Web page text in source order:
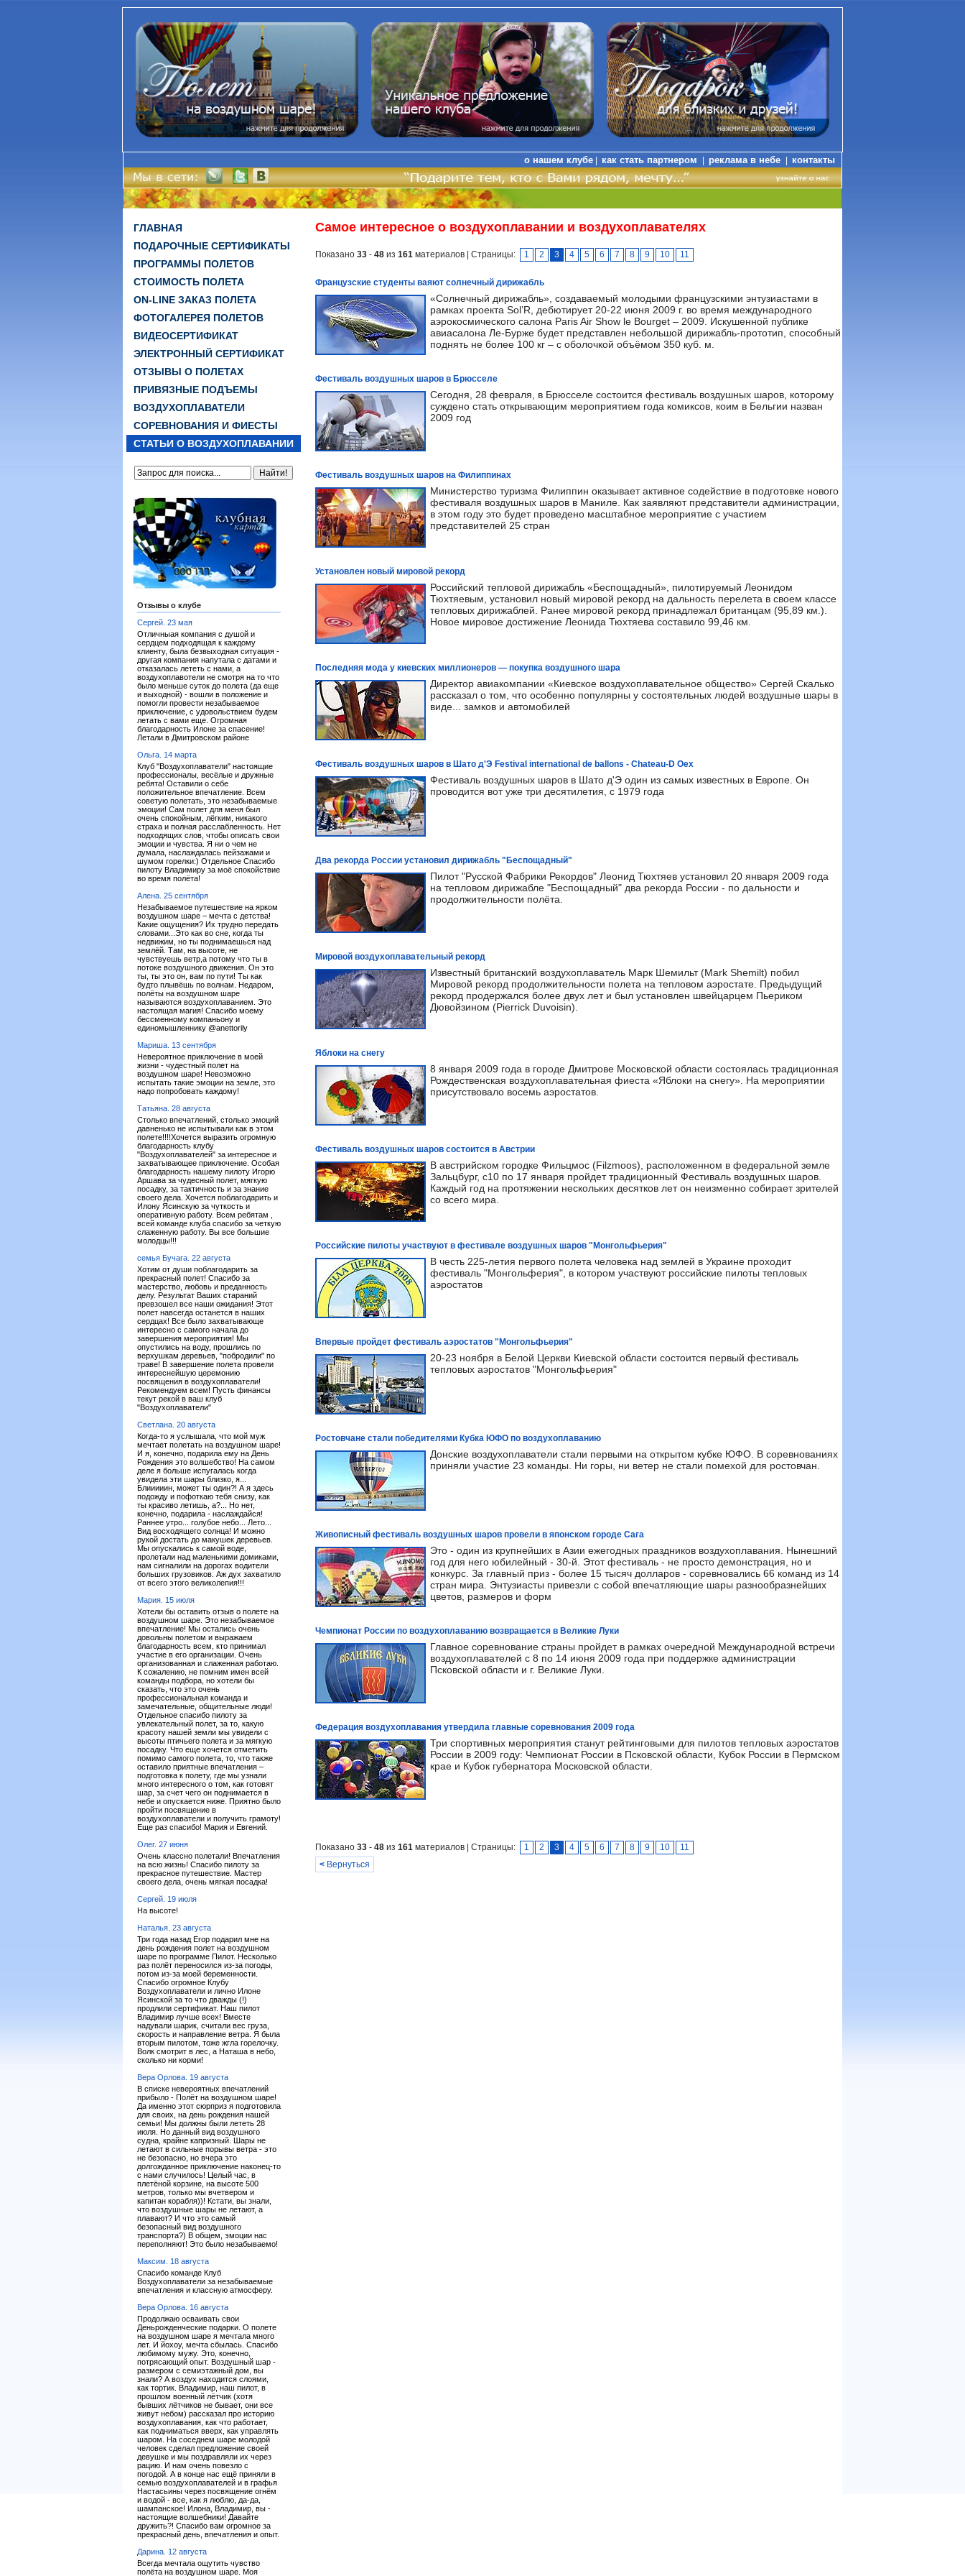
о нашем клубе как стать партнером реклама в небе контакты
ГЛАВНАЯ
ПОДАРОЧНЫЕ СЕРТИФИКАТЫ
ПРОГРАММЫ ПОЛЕТОВ
СТОИМОСТЬ ПОЛЕТА
ON-LINE ЗАКАЗ ПОЛЕТА
ФОТОГАЛЕРЕЯ ПОЛЕТОВ
ВИДЕОСЕРТИФИКАТ
ЭЛЕКТРОННЫЙ СЕРТИФИКАТ
ОТЗЫВЫ О ПОЛЕТАХ
ПРИВЯЗНЫЕ ПОДЪЕМЫ
ВОЗДУХОПЛАВАТЕЛИ
СОРЕВНОВАНИЯ И ФИЕСТЫ
СТАТЬИ О ВОЗДУХОПЛАВАНИИ
Отзывы о клубе
Сергей. 23 мая
Отличныая компания с душой и
сердцем подходящая к каждому
клиенту, была безвыходная ситуация -
другая компания напутала с датами и
отказалась лететь с нами, а
воздухоплавотели не смотря на то что
было меньше суток до полета (да еще
и выходной) - вошли в положение и
помогли провести незабываемое
приключение, с удовольствием будем
летать с вами еще. Огромная
благодарность Илоне за спасение!
Летали в Дмитровском районе
Ольга. 14 марта
Клуб "Воздухоплаватели" настоящие
профессионалы, весёлые и дружные
ребята! Оставили о себе
положительное впечатление. Всем
советую полетать, это незабываемые
эмоции! Сам полет для меня был
очень спокойным, лёгким, никакого
страха и полная расслабленность. Нет
подходящих слов, чтобы описать свои
эмоции и чувства. Я ни о чем не
думала, наслаждалась пейзажами и
шумом горелки:) Отдельное Спасибо
пилоту Владимиру за моё спокойствие
во время полёта!
Алена. 25 сентября
Незабываемое путешествие на ярком
воздушном шаре – мечта с детства!
Какие ощущения? Их трудно передать
словами...Это как во сне, когда ты
недвижим, но ты поднимаешься над
землёй. Там, на высоте, не
чувствуешь ветр,а потому что ты в
потоке воздушного движения. Он это
ты, ты это он, вам по пути! Ты как
будто плывёшь по волнам. Недаром,
полёты на воздушном шаре
называются воздухоплаванием. Это
настоящая магия! Спасибо моему
бессменному компаньону и
единомышленнику @anettorily
Мариша. 13 сентября
Невероятное приключение в моей
жизни - чудестный полет на
воздушном шаре! Невозможно
испытать такие эмоции на земле, это
надо попробовать каждому!
Татьяна. 28 августа
Столько впечатлений, столько эмоций
давненько не испытывали как в этом
полете!!!!Хочется выразить огромную
благодарность клубу
"Воздухоплавателей" за интересное и
захватывающее приключение. Особая
благодарность нашему пилоту Игорю
Аршава за чудесный полет, мягкую
посадку, за тактичность и за знание
своего дела. Хочется поблагодарить и
Илону Ясинскую за чуткость и
оперативную работу. Всем ребятам ,
всей команде клуба спасибо за четкую
слаженную работу. Вы все большие
молодцы!!!
семья Бучага. 22 августа
Хотим от души поблагодарить за
прекрасный полет! Спасибо за
мастерство, любовь и преданность
делу. Результат Ваших стараний
превзошел все наши ожидания! Этот
полет навсегда останется в наших
сердцах! Все было захватывающе
интересно с самого начала до
завершения мероприятия! Мы
опустились на воду, прошлись по
верхушкам деревьев, "побродили" по
траве! В завершение полета провели
интереснейшую церемонию
посвящения в воздухоплаватели!
Рекомендуем всем! Пусть финансы
текут рекой в ваш клуб
"Воздухоплаватели"
Светлана. 20 августа
Когда-то я услышала, что мой муж
мечтает полетать на воздушном шаре!
И я, конечно, подарила ему на День
Рождения это волшебство! На самом
деле я больше испугалась когда
увидела эти шары близко, я...
Блииииин, может ты один?! А я здесь
подожду и пофоткаю тебя снизу, как
ты красиво летишь, а?... Но нет,
конечно, подарила - наслаждайся!
Раннее утро... голубое небо... Лето...
Вид восходящего солнца! И можно
рукой достать до макушек деревьев.
Мы опускались к самой воде,
пролетали над маленькими домиками,
нам сигналили на дорогах водители
больших грузовиков. Аж дух захватило
от всего этого великолепия!!!
Мария. 15 июля
Хотели бы оставить отзыв о полете на
воздушном шаре. Это незабываемое
впечатление! Мы остались очень
довольны полетом и выражаем
благодарность всем, кто принимал
участие в его организации. Очень
организованная и слаженная работаю.
К сожалению, не помним имен всей
команды подбора, но хотели бы
сказать, что это очень
профессиональная команда и
замечательные, общительные люди!
Отдельное спасибо пилоту за
увлекательный полет, за то, какую
красоту нашей земли мы увидели с
высоты птичьего полета и за мягкую
посадку. Что еще хочется отметить
помимо самого полета, то, что также
оставило приятные впечатления –
подготовка к полету, где мы узнали
много интересного о том, как готовят
шар, за счет чего он поднимается в
небе и опускается ниже. Приятно было
пройти посвящение в
воздухоплаватели и получить грамоту!
Еще раз спасибо! Мария и Евгений.
Олег. 27 июня
Очень классно полетали! Впечатления
на всю жизнь! Спасибо пилоту за
прекрасное путешествие. Мастер
своего дела, очень мягкая посадка!
Сергей. 19 июля
На высоте!
Наталья. 23 августа
Три года назад Егор подарил мне на
день рождения полет на воздушном
шаре по программе Пилот. Несколько
раз полёт переносился из-за погоды,
потом из-за моей беременности.
Спасибо огромное Клубу
Воздухоплаватели и лично Илоне
Ясинской за то что дважды (!)
продлили сертификат. Наш пилот
Владимир лучше всех! Вместе
надували шарик, считали вес груза,
скорость и направление ветра. Я была
вторым пилотом, тоже жгла горелочку.
Волк смотрит в лес, а Наташа в небо,
сколько ни корми!
Вера Орлова. 19 августа
В списке невероятных впечатлений
прибыло - Полёт на воздушном шаре!
Да именно этот сюрприз я подготовила
для своих, на день рождения нашей
семьи! Мы должны были лететь 28
июля. Но данный вид воздушного
судна, крайне капризный. Шары не
летают в сильные порывы ветра - это
не безопасно, но вчера это
долгожданное приключение наконец-то
с нами случилось! Целый час, в
плетёной корзине, на высоте 500
метров, только мы вчетвером и
капитан корабля))! Кстати, вы знали,
что воздушные шары не летают, а
плавают? И что это самый
безопасный вид воздушного
транспорта?) В общем, эмоции нас
переполняют! Это было незабываемо!
Максим. 18 августа
Спасибо команде Клуб
Воздухоплаватели за незабываемые
впечатления и классную атмосферу.
Вера Орлова. 16 августа
Продолжаю осваивать свои
Деньрожденческие подарки. О полете
на воздушном шаре я мечтала много
лет. И йохоу, мечта сбылась. Спасибо
любимому мужу. Это, конечно,
потрясающий опыт. Воздушный шар -
размером с семиэтажный дом, вы
знали? А воздух находится слоями,
как тортик. Владимир, наш пилот, в
прошлом военный лётчик (хотя
бывших лётчиков не бывает, они все
живут небом) рассказал про историю
воздухоплавания, как что работает,
как подниматься вверх, как управлять
шаром. На соседнем шаре молодой
человек сделал предложение своей
девушке и мы поздравляли их через
рацию. И нам очень повезло с
погодой. А в конце нас ещё приняли в
семью воздухоплавателей и в графья
Настасьины через посвящение огнём
и водой - все, как я люблю, да-да,
шампанское! Илона, Владимир, вы -
настоящие волшебники! Давайте
дружить?! Спасибо вам огромное за
прекрасный день, впечатления и опыт.
Дарина. 12 августа
Всегда мечтала ощутить чувство
полёта на воздушном шаре. Моя
Самое интересное о воздухоплавании и воздухоплавателях
Показано 33 - 48 из 161 материалов | Страницы: 1 2 3 4 5 6 7 8 9 10 11
Французские студенты ваяют солнечный дирижабль
«Солнечный дирижабль», создаваемый молодыми французскими энтузиастами в
рамках проекта Sol’R, дебютирует 20-22 июня 2009 г. во время международного
аэрокосмического салона Paris Air Show le Bourget – 2009. Искушенной публике
авиасалона Ле-Бурже будет представлен небольшой дирижабль-прототип, способный
поднять не более 100 кг – с оболочкой объёмом 350 куб. м.
Фестиваль воздушных шаров в Брюсселе
Сегодня, 28 февраля, в Брюсселе состоится фестиваль воздушных шаров, которому
суждено стать открывающим мероприятием года комиксов, коим в Бельгии назван
2009 год
Фестиваль воздушных шаров на Филиппинах
Министерство туризма Филиппин оказывает активное содействие в подготовке нового
фестиваля воздушных шаров в Маниле. Как заявляют представители администрации,
в этом году это будет проведено масштабное мероприятие с участием
представителей 25 стран
Установлен новый мировой рекорд
Российский тепловой дирижабль «Беспощадный», пилотируемый Леонидом
Тюхтяевым, установил новый мировой рекорд на дальность перелета в своем классе
тепловых дирижаблей. Ранее мировой рекорд принадлежал британцам (95,89 км.).
Новое мировое достижение Леонида Тюхтяева составило 99,46 км.
Последняя мода у киевских миллионеров — покупка воздушного шара
Директор авиакомпании «Киевское воздухоплавательное общество» Сергей Скалько
рассказал о том, что особенно популярны у состоятельных людей воздушные шары в
виде... замков и автомобилей
Фестиваль воздушных шаров в Шато д'Э Festival international de ballons - Chateau-D Oex
Фестиваль воздушных шаров в Шато д'Э один из самых известных в Европе. Он
проводится вот уже три десятилетия, с 1979 года
Два рекорда России установил дирижабль "Беспощадный"
Пилот "Русской Фабрики Рекордов" Леонид Тюхтяев установил 20 января 2009 года
на тепловом дирижабле "Беспощадный" два рекорда России - по дальности и
продолжительности полёта.
Мировой воздухоплавательный рекорд
Известный британский воздухоплаватель Марк Шемильт (Mark Shemilt) побил
Мировой рекорд продолжительности полета на тепловом аэростате. Предыдущий
рекорд продержался более двух лет и был установлен швейцарцем Пьериком
Дювойзином (Pierrick Duvoisin).
Яблоки на снегу
8 января 2009 года в городе Дмитрове Московской области состоялась традиционная
Рождественская воздухоплавательная фиеста «Яблоки на снегу». На мероприятии
присутствовало восемь аэростатов.
Фестиваль воздушных шаров состоится в Австрии
В австрийском городке Фильцмос (Filzmoos), расположенном в федеральной земле
Зальцбург, с10 по 17 января пройдет традиционный Фестиваль воздушных шаров.
Каждый год на протяжении нескольких десятков лет он неизменно собирает зрителей
со всего мира.
Российские пилоты участвуют в фестивале воздушных шаров "Монгольфьерия"
В честь 225-летия первого полета человека над землей в Украине проходит
фестиваль "Монгольферия", в котором участвуют российские пилоты тепловых
аэростатов
Впервые пройдет фестиваль аэростатов "Монгольфьерия"
20-23 ноября в Белой Церкви Киевской области состоится первый фестиваль
тепловых аэростатов "Монгольфьерия"
Ростовчане стали победителями Кубка ЮФО по воздухоплаванию
Донские воздухоплаватели стали первыми на открытом кубке ЮФО. В соревнованиях
приняли участие 23 команды. Ни горы, ни ветер не стали помехой для ростовчан.
Живописный фестиваль воздушных шаров провели в японском городе Сага
Это - один из крупнейших в Азии ежегодных праздников воздухоплавания. Нынешний
год для него юбилейный - 30-й. Этот фестиваль - не просто демонстрация, но и
конкурс. За главный приз - более 15 тысяч долларов - соревновались 66 команд из 14
стран мира. Энтузиасты привезли с собой впечатляющие шары разнообразнейших
цветов, размеров и форм
Чемпионат России по воздухоплаванию возвращается в Великие Луки
Главное соревнование страны пройдет в рамках очередной Международной встречи
воздухоплавателей с 8 по 14 июня 2009 года при поддержке администрации
Псковской области и г. Великие Луки.
Федерация воздухоплавания утвердила главные соревнования 2009 года
Три спортивных мероприятия станут рейтинговыми для пилотов тепловых аэростатов
России в 2009 году: Чемпионат России в Псковской области, Кубок России в Пермском
крае и Кубок губернатора Московской области.
Показано 33 - 48 из 161 материалов | Страницы: 1 2 3 4 5 6 7 8 9 10
11
< Вернуться